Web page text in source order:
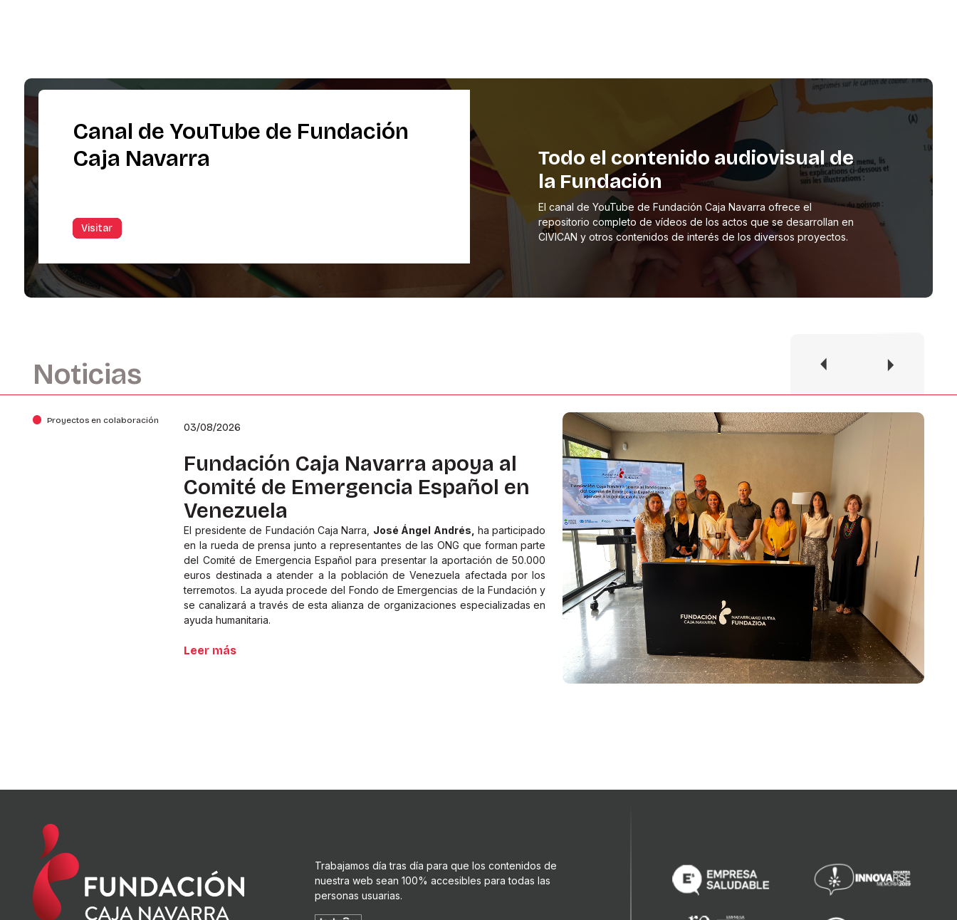
Canal de YouTube de Fundación
Caja Navarra
Visitar
Todo el contenido audiovisual de
la Fundación
El canal de YouTube de Fundación Caja Navarra ofrece el
repositorio completo de vídeos de los actos que se desarrollan en
CIVICAN y otros contenidos de interés de los diversos proyectos.
Noticias Previous Next
Proyectos en colaboración
03/08/2026
Fundación Caja Navarra apoya al
Comité de Emergencia Español en
Venezuela
El presidente de Fundación Caja Narra, José Ángel Andrés, ha participado
en la rueda de prensa junto a representantes de las ONG que forman parte
del Comité de Emergencia Español para presentar la aportación de 50.000
euros destinada a atender a la población de Venezuela afectada por los
terremotos. La ayuda procede del Fondo de Emergencias de la Fundación y
se canalizará a través de esta alianza de organizaciones especializadas en
ayuda humanitaria.
Leer más
Trabajamos día tras día para que los contenidos de
nuestra web sean 100% accesibles para todas las
personas usuarias.